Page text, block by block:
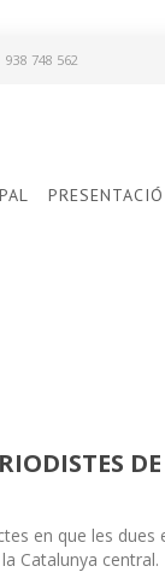
938 748 562
PRESENTACIÓ
en que les
Catalunya central.